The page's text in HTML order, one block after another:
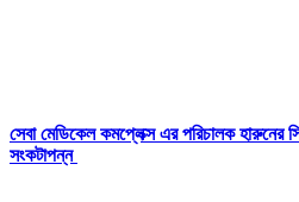
সেবা মেডিকেল কমপ্লেক্স এর পরিচালক হারুনের
সংকটাপন্ন